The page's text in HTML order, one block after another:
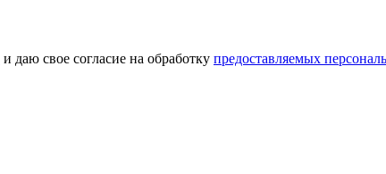
и даю свое согласие на обработку предоставляемых